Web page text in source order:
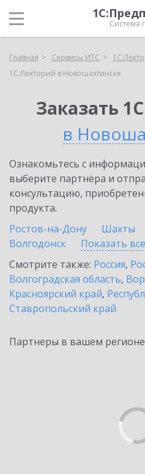
Система
Главная Сервисы ИТС
1С:Лекторий в Новошахтинске
Заказать
в
Ознакомьтесь с
выберите партнёра и
консультацию,
продукта.
Ростов-на-Дону
Шахты
Волгодонск
Показать
Смотрите также: Россия,
Волгоградская область,
Красноярский край,
Ставропольский край
Партнеры в вашем